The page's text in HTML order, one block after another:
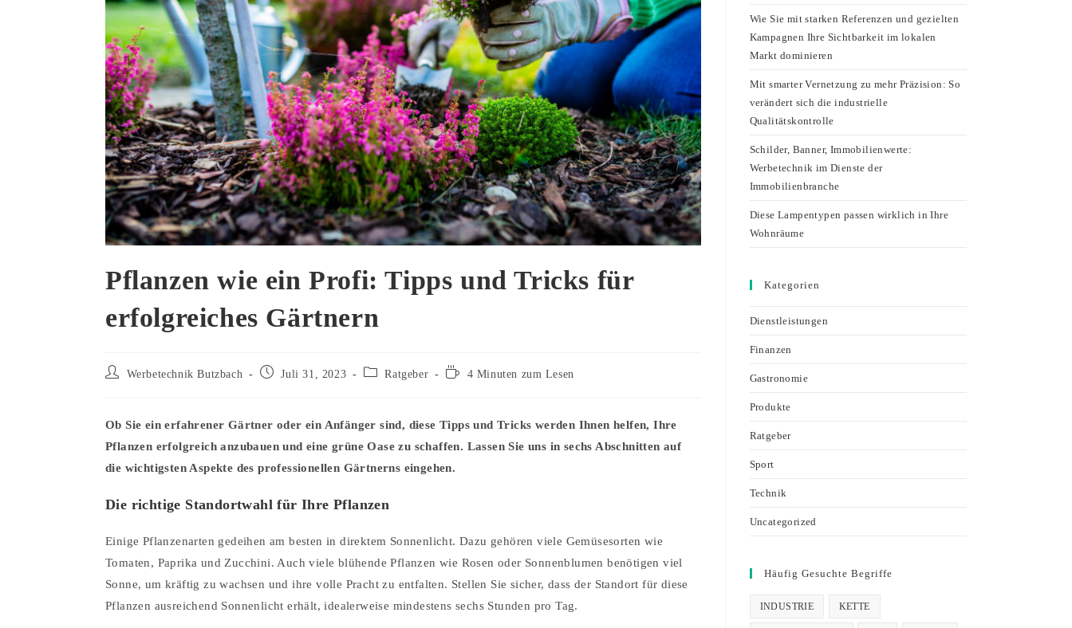
Pflanzen wie ein Profi: Tipps und Tricks für
erfolgreiches Gärtnern
Beitrags-
Werbetechnik Butzbach
BeitragJuli 31, 2023
Beitrags-Ratgeber Lesedauer:
4 Minuten zum Lesen
Ob Sie ein erfahrener Gärtner oder ein Anfänger sind, diese Tipps und Tricks werden Ihnen helfen, Ihre
Pflanzen erfolgreich anzubauen und eine grüne Oase zu schaffen. Lassen Sie uns in sechs Abschnitten auf
die wichtigsten Aspekte des professionellen Gärtnerns eingehen.
Die richtige Standortwahl für Ihre Pflanzen
Einige Pflanzenarten gedeihen am besten in direktem Sonnenlicht. Dazu gehören viele Gemüsesorten wie
Tomaten, Paprika und Zucchini. Auch viele blühende Pflanzen wie Rosen oder Sonnenblumen benötigen viel
Sonne, um kräftig zu wachsen und ihre volle Pracht zu entfalten. Stellen Sie sicher, dass der Standort für diese
Pflanzen ausreichend Sonnenlicht erhält, idealerweise mindestens sechs Stunden pro Tag.
Wie Sie mit starken Referenzen und gezielten
Kampagnen Ihre Sichtbarkeit im lokalen
Markt dominieren
Mit smarter Vernetzung zu mehr Präzision: So
verändert sich die industrielle
Qualitätskontrolle
Schilder, Banner, Immobilienwerte:
Werbetechnik im Dienste der
Immobilienbranche
Diese Lampentypen passen wirklich in Ihre
Wohnräume
Kategorien
Dienstleistungen
Finanzen
Gastronomie
Produkte
Ratgeber
Sport
Technik
Uncategorized
Häufig Gesuchte Begriffe
INDUSTRIE KETTE